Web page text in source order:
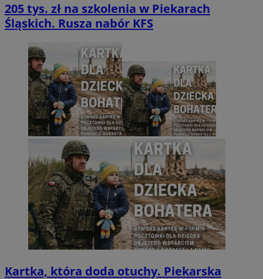
205 tys. zł na szkolenia w Piekarach
Śląskich. Rusza nabór KFS
Kartka, która doda otuchy. Piekarska